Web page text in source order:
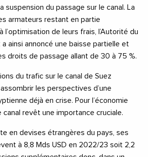
suspension du passage sur le canal. La
armateurs restant en partie
l’optimisation de leurs frais, l’Autorité du
a ainsi annoncé une baisse partielle et
droits de passage allant de 30 à 75 %.
du trafic sur le canal de Suez
les perspectives d’une
déjà en crise. Pour l’économie
canal revêt une importance cruciale.
en devises étrangères du pays, ses
à 8,8 Mds USD en 2022/23 soit 2,2